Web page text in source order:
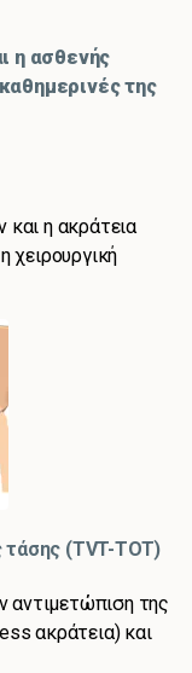
η ασθενής
της
η ακράτεια
χειρουργική
(TVT-TOT)
αντιμετώπιση της
ακράτεια) και